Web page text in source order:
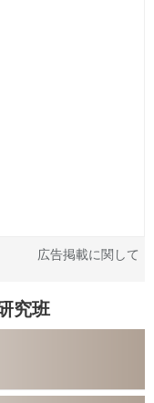
広告掲載に関して
究班